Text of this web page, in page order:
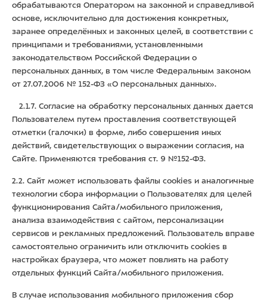
обрабатываются Оператором на законной и справедливой
основе, исключительно для достижения конкретных,
заранее определённых и законных целей, в соответствии с
принципами и требованиями, установленными
законодательством Российской Федерации о
персональных данных, в том числе Федеральным законом
от 27.07.2006 № 152-ФЗ «О персональных данных».
2.1.7. Согласие на обработку персональных данных дается
Пользователем путем проставления соответствующей
отметки (галочки) в форме, либо совершения иных
действий, свидетельствующих о выражении согласия, на
Сайте. Применяются требования ст. 9 №152-ФЗ.
2.2. Сайт может использовать файлы cookies и аналогичные
технологии сбора информации о Пользователях для целей
функционирования Сайта/мобильного приложения,
анализа взаимодействия с сайтом, персонализации
сервисов и рекламных предложений. Пользователь вправе
самостоятельно ограничить или отключить cookies в
настройках браузера, что может повлиять на работу
отдельных функций Сайта/мобильного приложения.
В случае использования мобильного приложения сбор